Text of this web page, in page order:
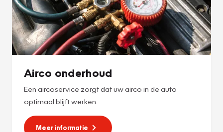
Airco onderhoud
Een aircoservice zorgt dat uw airco in de auto
optimaal blijft werken.
Meer informatie